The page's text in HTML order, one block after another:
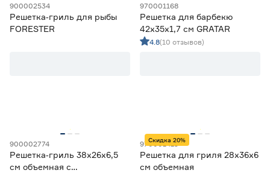
Материал
Двойная
Одинарная
3
900002534
Решетка‑гриль для рыбы
FORESTER
970001168
Решетка для барбекю
42х35х1,7 см GRATAR
4.8(10 отзывов)
900002774
Решетка‑гриль 38х26х6,5
см объемная с
Скидка 20%
970001413
Решетка для гриля 28x36x6
см объемная